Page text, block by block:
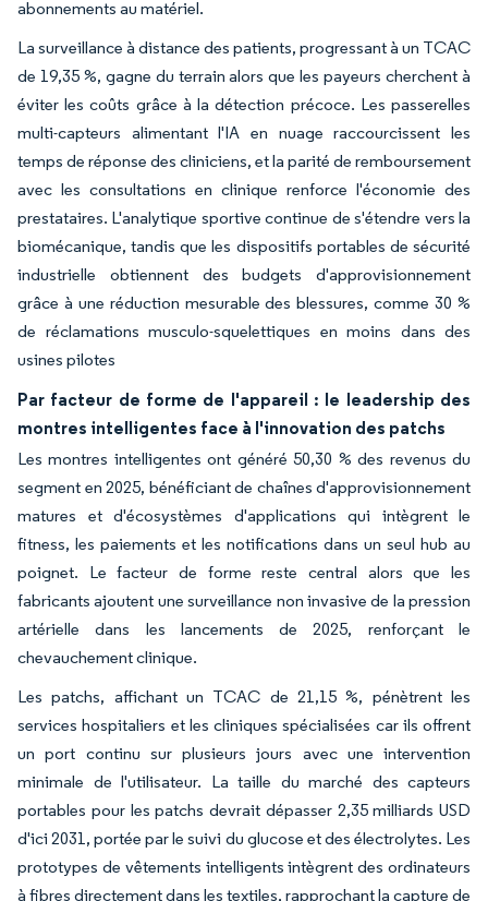
abonnements au matériel.
La surveillance à distance des patients, progressant à un TCAC
de 19,35 %, gagne du terrain alors que les payeurs cherchent à
éviter les coûts grâce à la détection précoce. Les passerelles
multi-capteurs alimentant l'IA en nuage raccourcissent les
temps de réponse des cliniciens, et la parité de remboursement
avec les consultations en clinique renforce l'économie des
prestataires. L'analytique sportive continue de s'étendre vers la
biomécanique, tandis que les dispositifs portables de sécurité
industrielle obtiennent des budgets d'approvisionnement
grâce à une réduction mesurable des blessures, comme 30 %
de réclamations musculo-squelettiques en moins dans des
usines pilotes
Par facteur de forme de l'appareil : le leadership des
montres intelligentes face à l'innovation des patchs
Les montres intelligentes ont généré 50,30 % des revenus du
segment en 2025, bénéficiant de chaînes d'approvisionnement
matures et d'écosystèmes d'applications qui intègrent le
fitness, les paiements et les notifications dans un seul hub au
poignet. Le facteur de forme reste central alors que les
fabricants ajoutent une surveillance non invasive de la pression
artérielle dans les lancements de 2025, renforçant le
chevauchement clinique.
Les patchs, affichant un TCAC de 21,15 %, pénètrent les
services hospitaliers et les cliniques spécialisées car ils offrent
un port continu sur plusieurs jours avec une intervention
minimale de l'utilisateur. La taille du marché des capteurs
portables pour les patchs devrait dépasser 2,35 milliards USD
d'ici 2031, portée par le suivi du glucose et des électrolytes. Les
prototypes de vêtements intelligents intègrent des ordinateurs
à fibres directement dans les textiles, rapprochant la capture de